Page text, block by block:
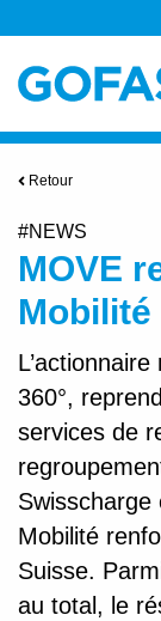
Retour
#NEWS
MOVE
Mobilité
360°,
services de
Mobilité
Suisse.
au total, le